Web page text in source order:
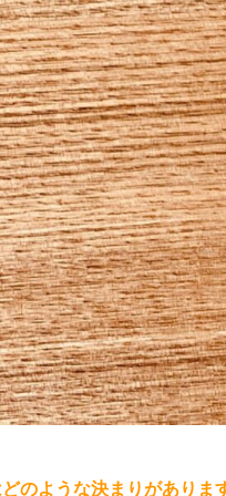
のような決まりがありま